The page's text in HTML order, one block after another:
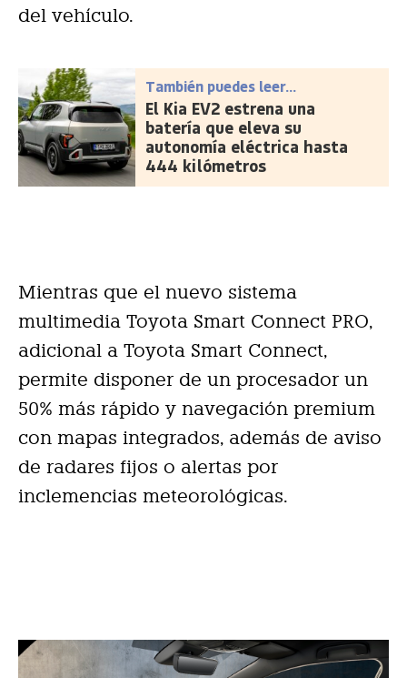
del vehículo.
También puedes leer...
El Kia EV2 estrena una
batería que eleva su
autonomía eléctrica hasta
444 kilómetros
Mientras que el nuevo sistema
multimedia Toyota Smart Connect PRO,
adicional a Toyota Smart Connect,
permite disponer de un procesador un
50% más rápido y navegación premium
con mapas integrados, además de aviso
de radares fijos o alertas por
inclemencias meteorológicas.